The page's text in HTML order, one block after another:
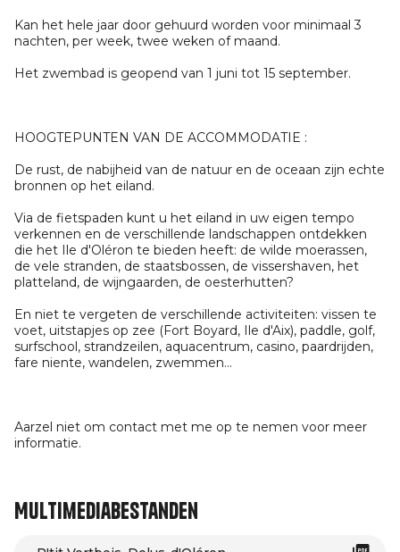
Kan het hele jaar door gehuurd worden voor minimaal 3
nachten, per week, twee weken of maand.
Het zwembad is geopend van 1 juni tot 15 september.
HOOGTEPUNTEN VAN DE ACCOMMODATIE :
De rust, de nabijheid van de natuur en de oceaan zijn echte
bronnen op het eiland.
Via de fietspaden kunt u het eiland in uw eigen tempo
verkennen en de verschillende landschappen ontdekken
die het Ile d'Oléron te bieden heeft: de wilde moerassen,
de vele stranden, de staatsbossen, de vissershaven, het
platteland, de wijngaarden, de oesterhutten?
En niet te vergeten de verschillende activiteiten: vissen te
voet, uitstapjes op zee (Fort Boyard, Ile d'Aix), paddle, golf,
surfschool, strandzeilen, aquacentrum, casino, paardrijden,
fare niente, wandelen, zwemmen...
Aarzel niet om contact met me op te nemen voor meer
informatie.
Multimediabestanden